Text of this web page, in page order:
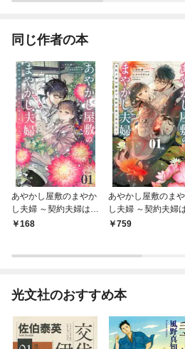
同じ作者の本
あやかし屋敷のまやか
し夫婦 ～契約夫婦は鎌
倉で妖怪の集う家を守
168
あやかし屋敷のま
し夫婦 ～契約夫婦
倉で妖怪の集う家を
759
光文社のおすすめ本